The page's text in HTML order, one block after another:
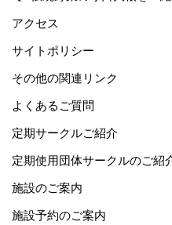
アクセス
サイトポリシー
その他の関連リンク
よくあるご質問
定期サークルご紹介
定期使用団体サークルのご紹
施設のご案内
施設予約のご案内